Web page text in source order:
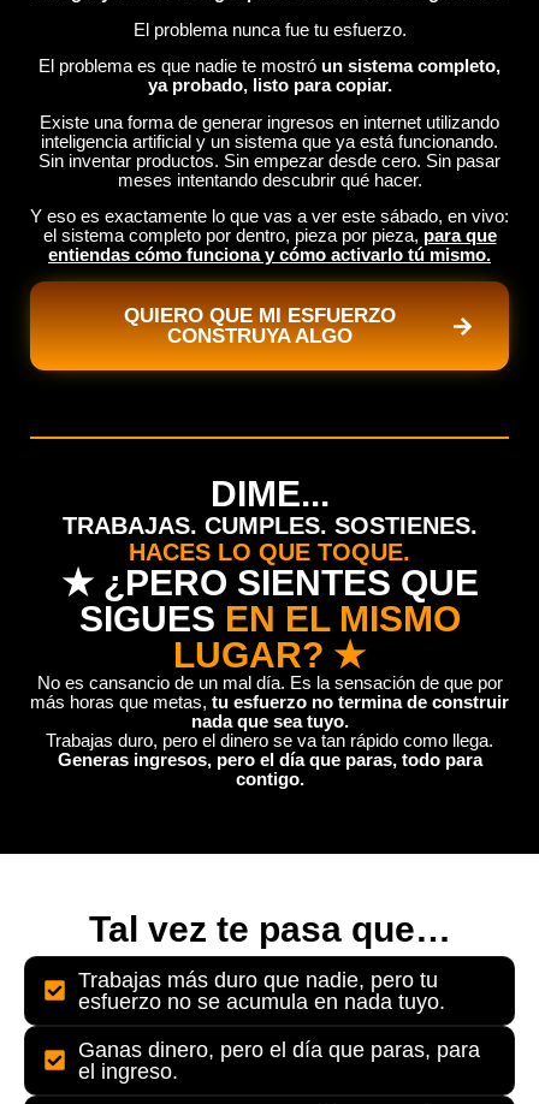
El problema nunca fue tu esfuerzo.
El problema es que nadie te mostró un sistema completo,
ya probado, listo para copiar.
Existe una forma de generar ingresos en internet utilizando
inteligencia artificial y un sistema que ya está funcionando.
Sin inventar productos. Sin empezar desde cero. Sin pasar
meses intentando descubrir qué hacer.
Y eso es exactamente lo que vas a ver este sábado, en vivo:
el sistema completo por dentro, pieza por pieza, para que
entiendas cómo funciona y cómo activarlo tú mismo.
QUIERO QUE MI ESFUERZO
CONSTRUYA ALGO
DIME...
TRABAJAS. CUMPLES. SOSTIENES.
HACES LO QUE TOQUE.
★ ¿PERO SIENTES QUE
SIGUES EN EL MISMO
LUGAR? ★
No es cansancio de un mal día. Es la sensación de que por
más horas que metas, tu esfuerzo no termina de construir
nada que sea tuyo.
Trabajas duro, pero el dinero se va tan rápido como llega.
Generas ingresos, pero el día que paras, todo para
contigo.
Tal vez te pasa que…
Trabajas más duro que nadie, pero tu
esfuerzo no se acumula en nada tuyo.
Ganas dinero, pero el día que paras, para
el ingreso.